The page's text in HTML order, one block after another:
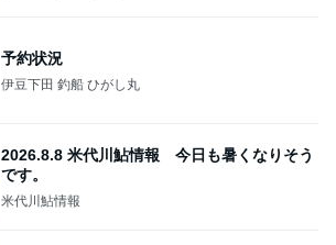
予約状況
伊豆下田 釣船 ひがし丸
2026.8.8 米代川鮎情報 今日も暑くなりそう
です。
米代川鮎情報